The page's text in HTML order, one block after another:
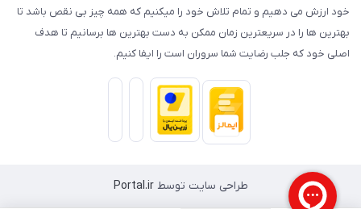
خود ارزش می دهیم و تمام تلاش خود را میکنیم که همه چیز بی نقص باشد تا
بهترین ها را در سریعترین زمان ممکن به دست بهترین ها برسانیم تا هدف
اصلی خود که جلب رضایت شما سروران است را ایفا کنیم.
طراحی سایت توسطPortal.ir